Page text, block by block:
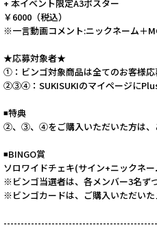
+ 本イベント限定A3ポスター
￥6000（税込）
※一言動画コメント:ニックネーム＋
★応募対象者★
①：ビンゴ対象商品は全てのお客様応
②③④：SUKISUKIのマイページに
◾️特典
②、③、④をご購入いただいた方は、
◾️BINGO賞
ソロワイドチェキ(サイン+ニックネ
※ビンゴ当選者は、各メンバー3名ず
※ビンゴカードは、ご購入いただいた